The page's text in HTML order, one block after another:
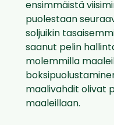
ensimmäistä
puolestaan
soljuikin
saanut pelin
molemmilla
maalivahdit olivat
maaleillaan.